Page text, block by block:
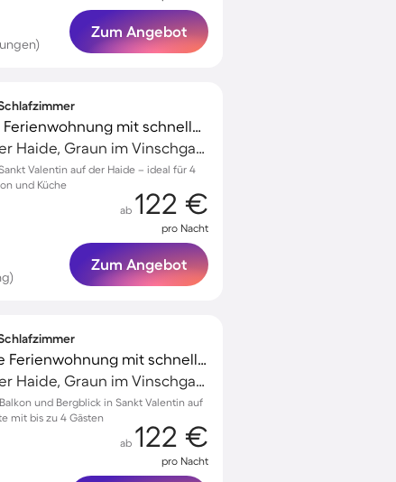
Zum Angebot
Kinderfreundliche tolle Ferienwohnung mit schnellem Internet | Stadtblick | Skifahren in der Nähe | Haustiere sind willkommen
Sankt Valentin auf der Haide, Graun im Vinschgau, Italien
Valentin auf der Haide – ideal für 4
und Küche
ab 122 €
pro Nacht
Zum Angebot
Familienorientierte tolle Ferienwohnung mit schnellem Internet | Bergblick | Skifahren in der Nähe | Haustierfreundlich
Sankt Valentin auf der Haide, Graun im Vinschgau, Italien
und Bergblick in Sankt Valentin auf
mit bis zu 4 Gästen
ab 122 €
pro Nacht